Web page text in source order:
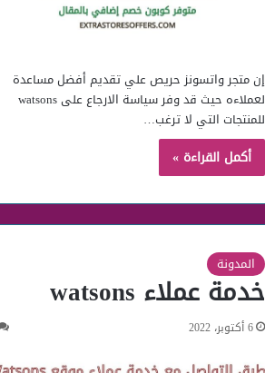
إن متجر واتسونز حريص علي تقديم أفضل مساعدة
لعملاءه حيث قد وفر سياسة الارجاع على watsons
للمنتجات التي لا ترغب…
أكمل القراءة »
المدونة
خدمة عملاء watsons
6 أكتوبر، 2022